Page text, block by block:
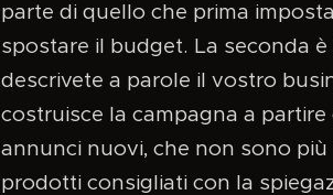
parte di quello che prima
spostare il budget. La seconda
descrivete a parole il vostro
costruisce la campagna a
annunci nuovi, che non sono
prodotti consigliati con la